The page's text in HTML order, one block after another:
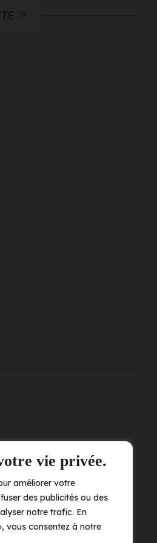
vie privée.
améliorer votre
des publicités ou des
notre trafic. En
vous consentez à notre